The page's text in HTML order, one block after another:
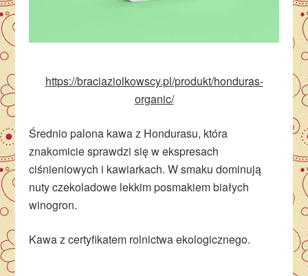
https://braciaziolkowscy.pl/produkt/honduras-
organic/
Średnio palona kawa z Hondurasu, która
znakomicie sprawdzi się w ekspresach
ciśnieniowych i kawiarkach. W smaku dominują
nuty czekoladowe lekkim posmakiem białych
winogron.
Kawa z certyfikatem rolnictwa ekologicznego.